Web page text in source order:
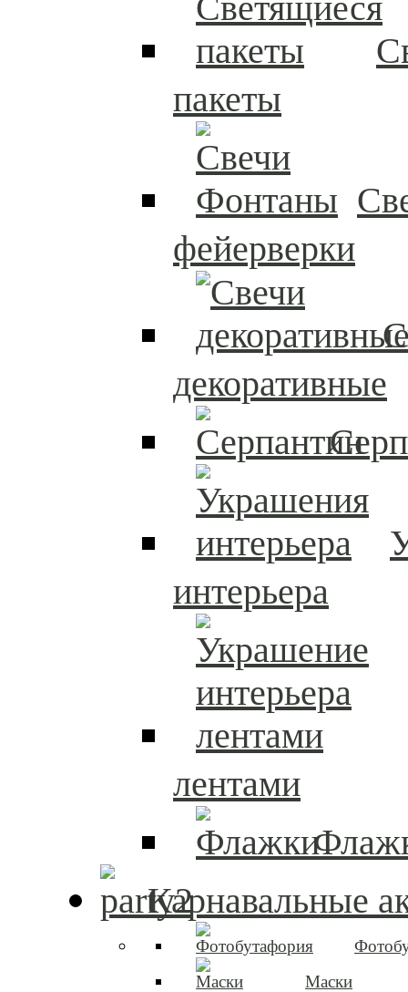
пакеты
фейерверки
декоративные
интерьера
лентами
Карнавальные
Маски